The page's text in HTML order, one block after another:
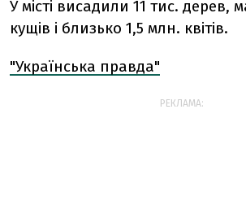
У місті висадили 11 тис. дерев,
кущів і близько 1,5 млн. квітів.
"Українська правда"
РЕКЛАМА: